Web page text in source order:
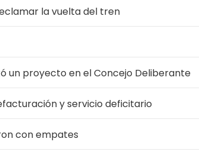
la vuelta del tren
un proyecto en el Concejo Deliberante
y servicio deficitario
con empates